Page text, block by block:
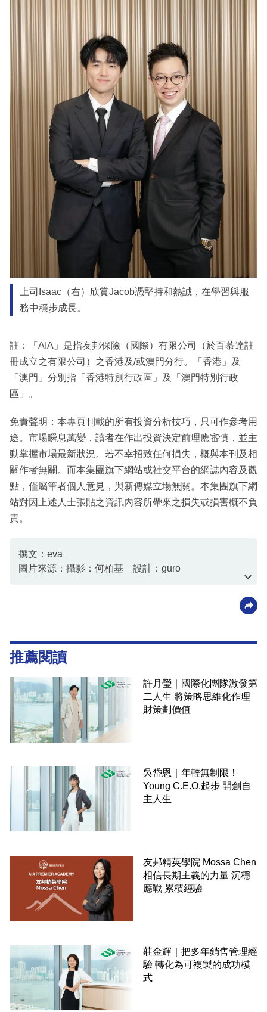
上司Isaac（右）欣賞Jacob憑堅持和熱誠，在學習與服
務中穩步成長。
註：「AIA」是指友邦保險（國際）有限公司（於百慕達註
冊成立之有限公司）之香港及/或澳門分行。「香港」及
「澳門」分別指「香港特別行政區」及「澳門特別行政
區」。
免責聲明：本專頁刊載的所有投資分析技巧，只可作參考用
途。市場瞬息萬變，讀者在作出投資決定前理應審慎，並主
動掌握市場最新狀況。若不幸招致任何損失，概與本刊及相
關作者無關。而本集團旗下網站或社交平台的網誌內容及觀
點，僅屬筆者個人意見，與新傳媒立場無關。本集團旗下網
站對因上述人士張貼之資訊內容所帶來之損失或損害概不負
責。
撰文：eva
圖片來源：攝影：何柏基 設計：guro
推薦閱讀
許月瑩｜國際化團隊激發第
二人生 將策略思維化作理
財策劃價值
吳岱恩｜年輕無制限！
Young C.E.O.起步 開創自
主人生
友邦精英學院 Mossa Chen
相信長期主義的力量 沉穩
應戰 累積經驗
莊金輝｜把多年銷售管理經
驗 轉化為可複製的成功模
式